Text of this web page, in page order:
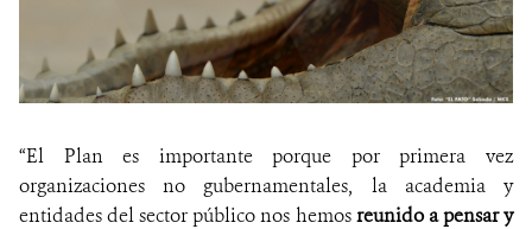
“El Plan es importante porque por primera vez
organizaciones no gubernamentales, la academia y
entidades del sector público nos hemosreunido a pensar y